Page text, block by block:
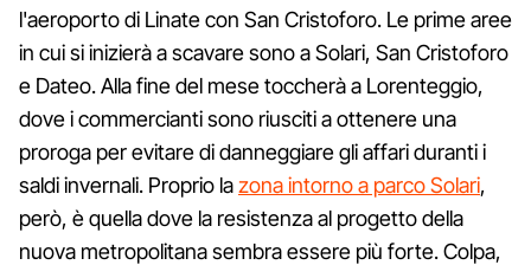
l'aeroporto di Linate con San Cristoforo. Le prime aree
in cui si inizierà a scavare sono a Solari, San Cristoforo
e Dateo. Alla fine del mese toccherà a Lorenteggio,
dove i commercianti sono riusciti a ottenere una
proroga per evitare di danneggiare gli affari duranti i
saldi invernali. Proprio lazona intorno a parco Solari,
però, è quella dove la resistenza al progetto della
nuova metropolitana sembra essere più forte. Colpa,